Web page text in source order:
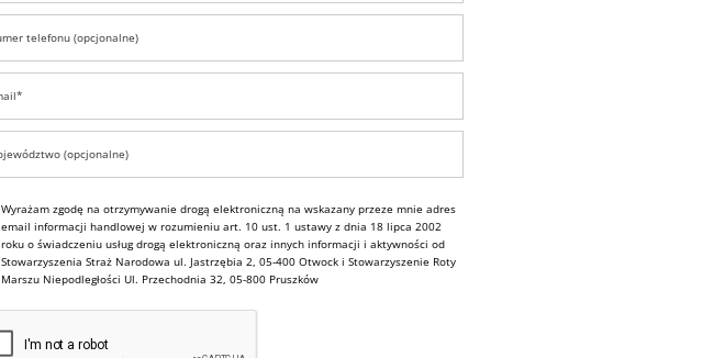
Wyrażam zgodę na otrzymywanie drogą elektroniczną na wskazany przeze mnie adres
email informacji handlowej w rozumieniu art. 10 ust. 1 ustawy z dnia 18 lipca 2002
roku o świadczeniu usług drogą elektroniczną oraz innych informacji i aktywności od
Stowarzyszenia Straż Narodowa ul. Jastrzębia 2, 05-400 Otwock i Stowarzyszenie Roty
Marszu Niepodległości Ul. Przechodnia 32, 05-800 Pruszków